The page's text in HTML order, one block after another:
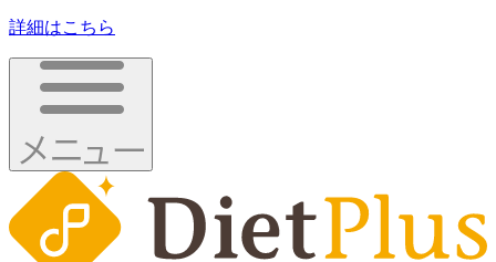
詳細はこちら